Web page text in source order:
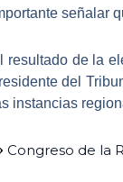
señalar
resultado de la
del
instancias
Congreso de la